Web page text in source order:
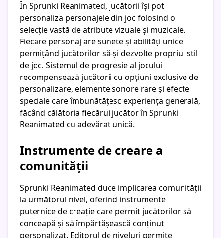
În Sprunki Reanimated, jucătorii își pot
personaliza personajele din joc folosind o
selecție vastă de atribute vizuale și muzicale.
Fiecare personaj are sunete și abilități unice,
permițând jucătorilor să-și dezvolte propriul stil
de joc. Sistemul de progresie al jocului
recompensează jucătorii cu opțiuni exclusive de
personalizare, elemente sonore rare și efecte
speciale care îmbunătățesc experiența generală,
făcând călătoria fiecărui jucător în Sprunki
Reanimated cu adevărat unică.
Instrumente de creare a
comunității
Sprunki Reanimated duce implicarea comunității
la următorul nivel, oferind instrumente
puternice de creație care permit jucătorilor să
conceapă și să împărtășească conținut
personalizat. Editorul de niveluri permite